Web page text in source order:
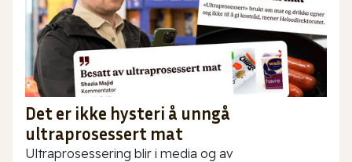
Det er ikke hysteri å unngå
ultraprosessert mat
Ultraprosessering blir i media og av